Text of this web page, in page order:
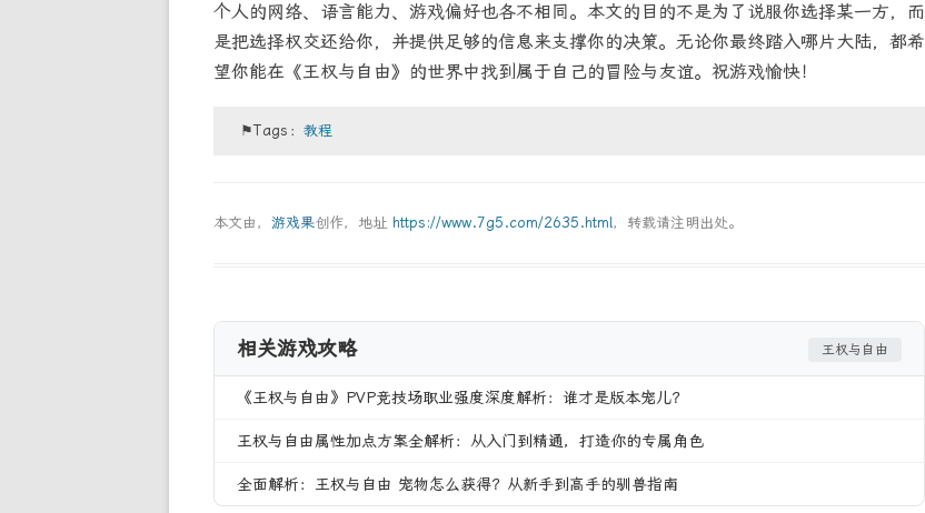
个人的网络、语言能力、游戏偏好也各不相同。本文的目的不是为了说服你选择某一方，而
是把选择权交还给你，并提供足够的信息来支撑你的决策。无论你最终踏入哪片大陆，都希
望你能在《王权与自由》的世界中找到属于自己的冒险与友谊。祝游戏愉快！
⚑Tags：教程
本文由， 游戏果创作，地址 https://www.7g5.com/2635.html，转载请注明出处。
相关游戏攻略 王权与自由
《王权与自由》PVP竞技场职业强度深度解析：谁才是版本宠儿？
王权与自由属性加点方案全解析：从入门到精通，打造你的专属角色
全面解析：王权与自由 宠物怎么获得？从新手到高手的驯兽指南